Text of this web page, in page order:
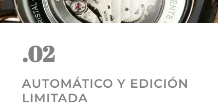
.02
AUTOMÁTICO Y EDICIÓN
LIMITADA